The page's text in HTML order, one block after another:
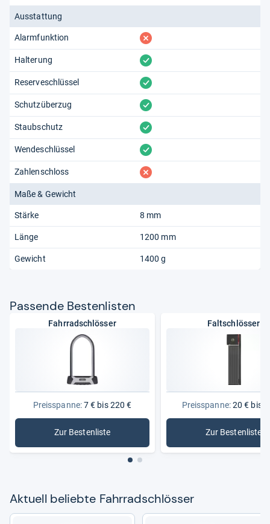
Ausstattung
Alarmfunktion fehlt
Halterung vorhanden
Reserveschlüssel vorhanden
Schutzüberzug vorhanden
Staubschutz vorhanden
Wendeschlüssel vorhanden
Zahlenschloss fehlt
Maße & Gewicht
Stärke 8 mm
Länge 1200 mm
Gewicht 1400 g
Pas­sende Bes­ten­lis­ten
Fahrradschlösser
Preisspanne:7 € bis 220 €
Zur Bestenliste: Fahrradschlösser
Faltschlösser
Preisspanne:20 € bis
Zur Bestenliste
:
Aktu­ell beliebte Fahr­rad­sch­lös­ser